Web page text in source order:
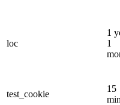
loc
1
1
test_cookie
15